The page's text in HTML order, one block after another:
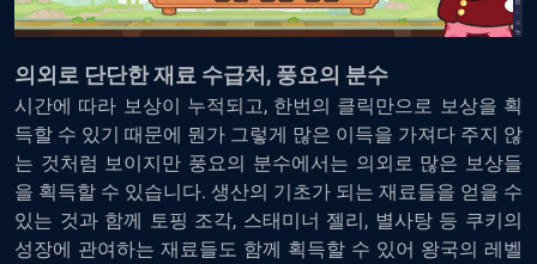
의외로 단단한 재료 수급처, 풍요의 분수
시간에 따라 보상이 누적되고, 한번의 클릭만으로 보상을 획
득할 수 있기 때문에 뭔가 그렇게 많은 이득을 가져다 주지 않
는 것처럼 보이지만 풍요의 분수에서는 의외로 많은 보상들
을 획득할 수 있습니다. 생산의 기초가 되는 재료들을 얻을 수
있는 것과 함께 토핑 조각, 스태미너 젤리, 별사탕 등 쿠키의
성장에 관여하는 재료들도 함께 획득할 수 있어 왕국의 레벨